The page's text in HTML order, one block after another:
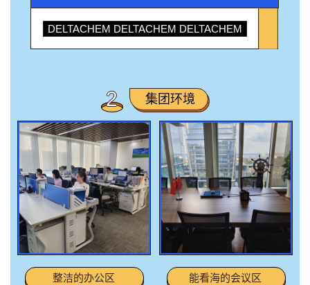
DELTACHEM DELTACHEM DELTACHEM
2 集团环境
整洁的办公区 能看海的会议区